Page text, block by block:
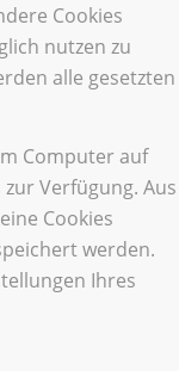
Cookies
nutzen zu
alle gesetzten
Computer auf
Verfügung. Aus
Cookies
werden.
Ihres